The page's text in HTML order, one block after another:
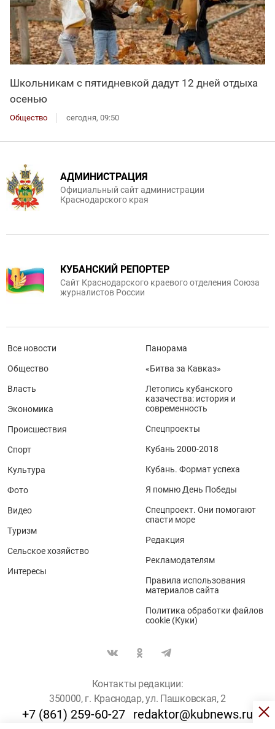
Школьникам с пятидневкой дадут 12 дней отдыха
осенью
Общество сегодня, 09:50
АДМИНИСТРАЦИЯ
Официальный сайт администрации
Краснодарского края
КУБАНСКИЙ РЕПОРТЕР
Сайт Краснодарского краевого отделения Союза
журналистов России
Все новости
Общество
Власть
Экономика
Происшествия
Спорт
Культура
Фото
Видео
Туризм
Сельское хозяйство
Интересы
Панорама
«Битва за Кавказ»
Летопись кубанского
казачества: история и
современность
Спецпроекты
Кубань 2000-2018
Кубань. Формат успеха
Я помню День Победы
Спецпроект. Они помогают
спасти море
Редакция
Рекламодателям
Правила использования
материалов сайта
Политика обработки файлов
cookie (Куки)
Контакты редакции:
350000, г. Краснодар, ул. Пашковская, 2
+7 (861) 259-60-27 redaktor@kubnews.ru